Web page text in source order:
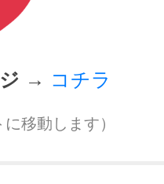
→ コチラ
移動します）